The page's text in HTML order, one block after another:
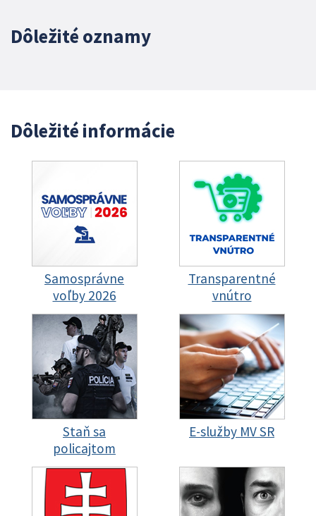
Dôležité oznamy
Dôležité informácie
Samosprávne
voľby 2026
Transparentné
vnútro
Staň sa
policajtom
E-služby MV SR